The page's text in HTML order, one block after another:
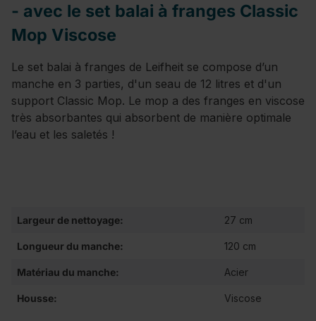
- avec le set balai à franges Classic
Mop Viscose
Le set balai à franges de Leifheit se compose d’un
manche en 3 parties, d'un seau de 12 litres et d'un
support Classic Mop. Le mop a des franges en viscose
très absorbantes qui absorbent de manière optimale
l’eau et les saletés !
Largeur de nettoyage: 27 cm
Longueur du manche: 120 cm
Matériau du manche: Acier
Housse: Viscose